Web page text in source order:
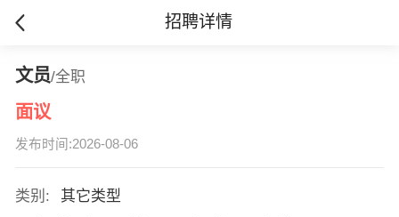
招聘详情
文员/全职
面议
发布时间:2026-08-06
类别:
其它类型